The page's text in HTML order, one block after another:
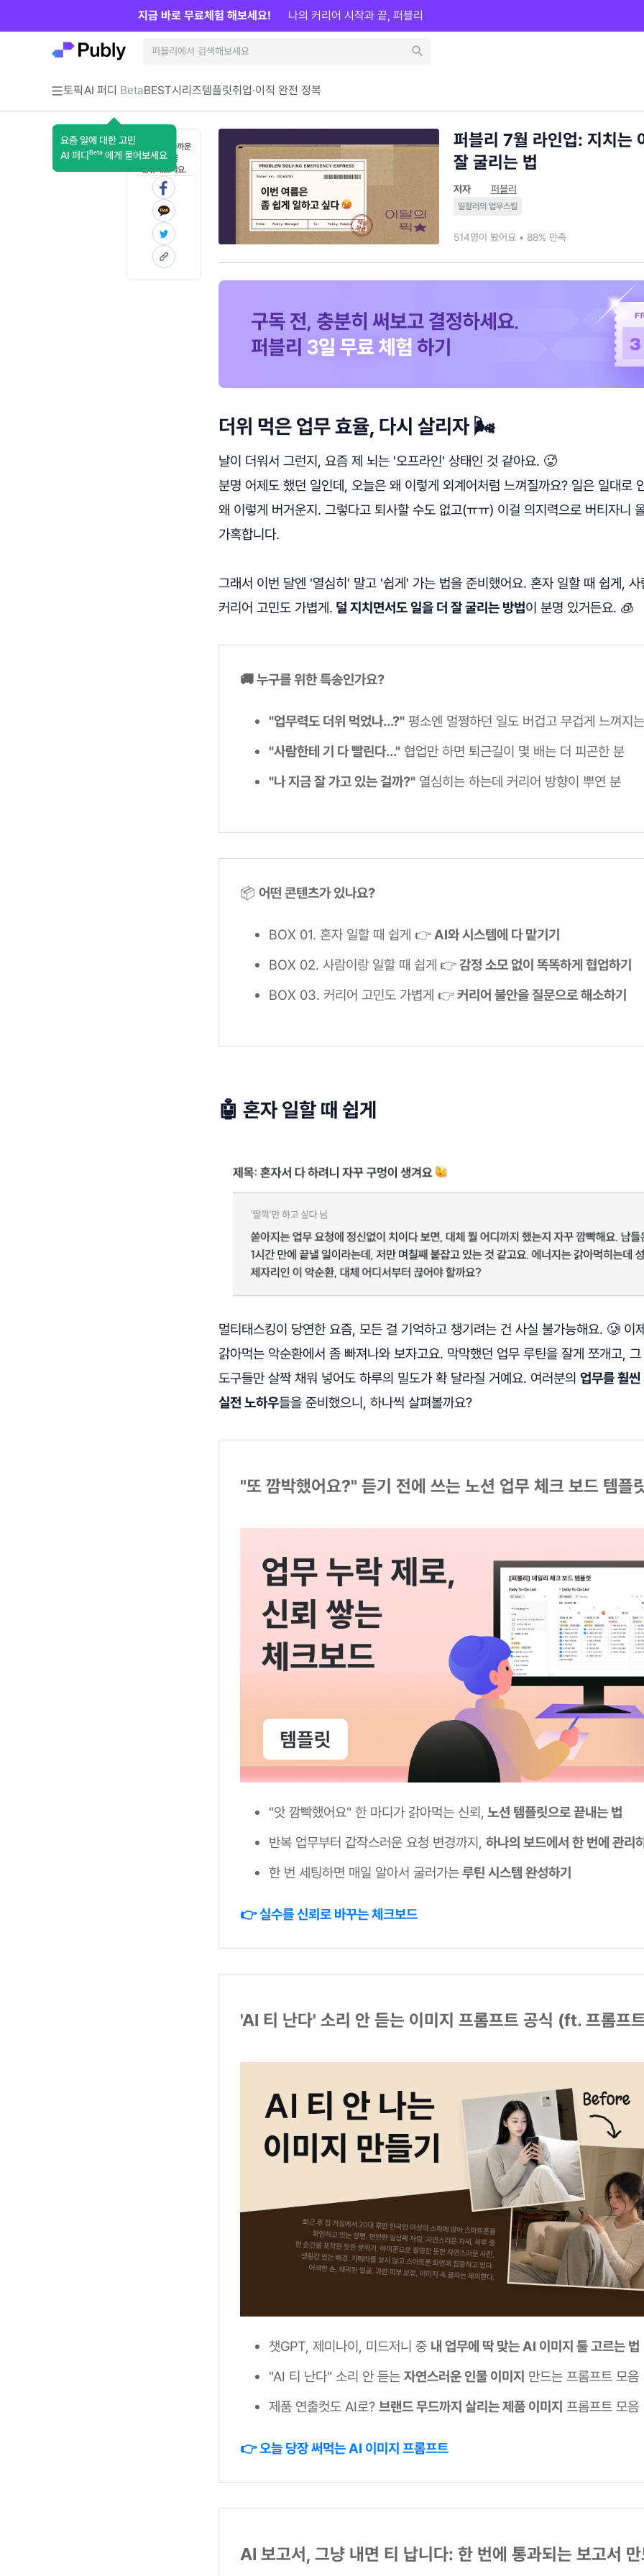
토픽AI 퍼디 Beta
요즘 일에 대한 고민
AI 퍼디 Beta 에게 물어보세요
BEST시리즈템플릿취업·이직 완전 정복
지금 바로 무료체험 해보세요! 나의 커리어 시작과 끝, 퍼블리
혼자 보기 아까운
콘텐츠를
공유해보세요.
퍼블리 7월 라인업: 지치는
잘 굴리는 법
저자 퍼블리
일잘러의 업무스킬
514명이 봤어요 • 88% 만족
더위 먹은 업무 효율, 다시 살리자 🌬️
날이 더워서 그런지, 요즘 제 뇌는 '오프라인' 상태인 것 같아요. 🥵
분명 어제도 했던 일인데, 오늘은 왜 이렇게 외계어처럼 느껴질까요? 일은 일대로
왜 이렇게 버거운지. 그렇다고 퇴사할 수도 없고(ㅠㅠ) 이걸 의지력으로 버티자니
가혹합니다.
그래서 이번 달엔 '열심히' 말고 '쉽게' 가는 법을 준비했어요. 혼자 일할 때 쉽게,
커리어 고민도 가볍게. 덜 지치면서도 일을 더 잘 굴리는 방법이 분명 있거든요. 🧊
🚚 누구를 위한 특송인가요?
"업무력도 더위 먹었나...?" 평소엔 멀쩡하던 일도 버겁고 무겁게 느껴지
"사람한테 기 다 빨린다..." 협업만 하면 퇴근길이 몇 배는 더 피곤한 분
"나 지금 잘 가고 있는 걸까?" 열심히는 하는데 커리어 방향이 뿌연 분
📦 어떤 콘텐츠가 있나요?
BOX 01. 혼자 일할 때 쉽게 👉 AI와 시스템에 다 맡기기
BOX 02. 사람이랑 일할 때 쉽게 👉감정 소모 없이 똑똑하게 협업하기
BOX 03. 커리어 고민도 가볍게 👉커리어 불안을 질문으로 해소하기
🤖 혼자 일할 때 쉽게
멀티태스킹이 당연한 요즘, 모든 걸 기억하고 챙기려는 건 사실 불가능해요. 🥲 이
갉아먹는 악순환에서 좀 빠져나와 보자고요. 막막했던 업무 루틴을 잘게 쪼개고,
도구들만 살짝 채워 넣어도 하루의 밀도가 확 달라질 거예요. 여러분의 업무를 훨
실전 노하우들을 준비했으니, 하나씩 살펴볼까요?
"또 깜박했어요?" 듣기 전에 쓰는 노션 업무 체크 보드 템플
"앗 깜빡했어요" 한 마디가 갉아먹는 신뢰, 노션 템플릿으로 끝내는 법
반복 업무부터 갑작스러운 요청 변경까지, 하나의 보드에서 한 번에 관리
한 번 세팅하면 매일 알아서 굴러가는루틴 시스템 완성하기
👉 실수를 신뢰로 바꾸는 체크보드
'AI 티 난다' 소리 안 듣는 이미지 프롬프트 공식 (ft. 프롬프
챗GPT, 제미나이, 미드저니 중 내 업무에 딱 맞는 AI 이미지 툴 고르는 법
"AI 티 난다" 소리 안 듣는 자연스러운 인물 이미지 만드는 프롬프트 모음
제품 연출컷도 AI로? 브랜드 무드까지 살리는 제품 이미지 프롬프트 모음
👉 오늘 당장 써먹는 AI 이미지 프롬프트
AI 보고서, 그냥 내면 티 납니다: 한 번에 통과되는 보고서